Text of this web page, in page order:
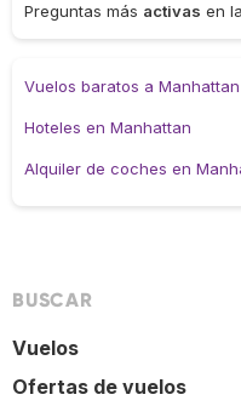
Preguntas más activas en
Vuelos baratos a Manhattan
Hoteles en Manhattan
Alquiler de coches en
BUSCAR
Vuelos
Ofertas de vuelos